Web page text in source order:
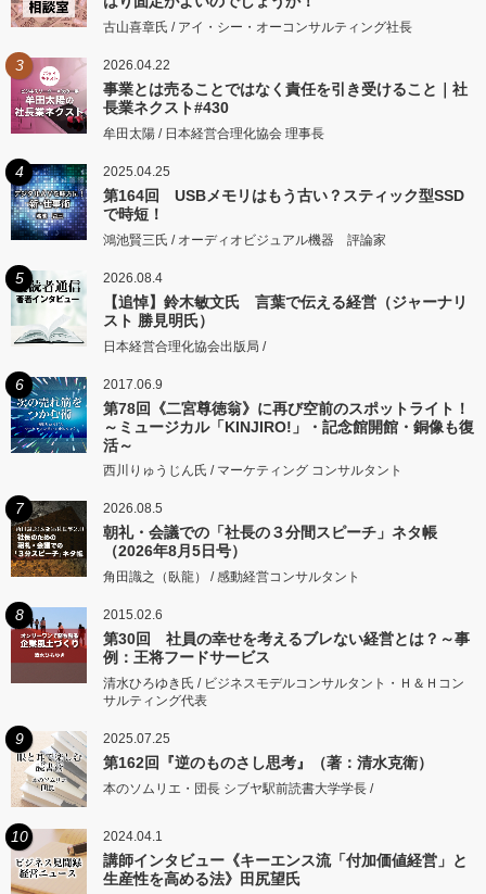
古山喜章氏 / アイ・シー・オーコンサルティング社長
3 2026.04.22
事業とは売ることではなく責任を引き受けること｜社
長業ネクスト#430
牟田太陽 / 日本経営合理化協会 理事長
4 2025.04.25
第164回 USBメモリはもう古い？スティック型SSD
で時短！
鴻池賢三氏 / オーディオビジュアル機器 評論家
5 2026.08.4
【追悼】鈴木敏文氏 言葉で伝える経営（ジャーナリ
スト 勝見明氏）
日本経営合理化協会出版局 /
6 2017.06.9
第78回《二宮尊徳翁》に再び空前のスポットライト！
～ミュージカル「KINJIRO!」・記念館開館・銅像も復
活～
西川りゅうじん氏 / マーケティング コンサルタント
7 2026.08.5
朝礼・会議での「社長の３分間スピーチ」ネタ帳
（2026年8月5日号）
角田識之（臥龍） / 感動経営コンサルタント
8 2015.02.6
第30回 社員の幸せを考えるブレない経営とは？～事
例：王将フードサービス
清水ひろゆき氏 / ビジネスモデルコンサルタント・Ｈ＆Ｈコン
サルティング代表
9 2025.07.25
第162回『逆のものさし思考』（著：清水克衛）
本のソムリエ・団長 シブヤ駅前読書大学学長 /
10 2024.04.1
講師インタビュー《キーエンス流「付加価値経営」と
生産性を高める法》田尻望氏